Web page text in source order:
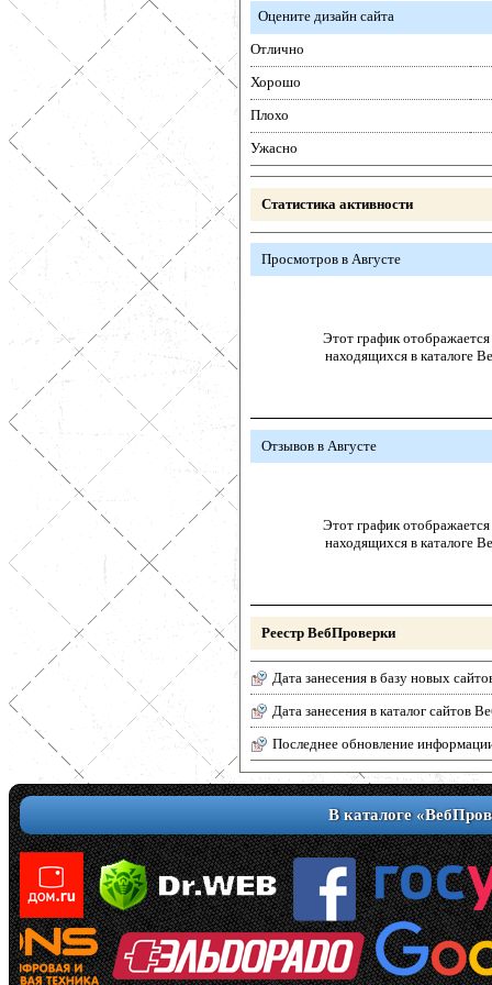
Оцените дизайн сайта
Отлично
Хорошо
Плохо
Ужасно
Статистика активности
Просмотров в Августе
Этот график отображается
находящихся в каталоге
Отзывов в Августе
Этот график отображается
находящихся в каталоге
Реестр ВебПроверки
Дата занесения в базу новых
Дата занесения в каталог сайтов
Последнее обновление
В каталоге